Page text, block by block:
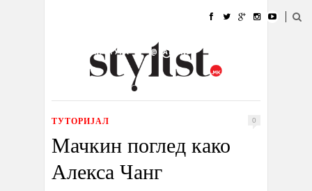
УБАВИНА
КУЛТУРА @РАБОТА
ИЗЛОГ
ТУТОРИЈАЛ 0
Мачкин поглед како
Алекса Чанг